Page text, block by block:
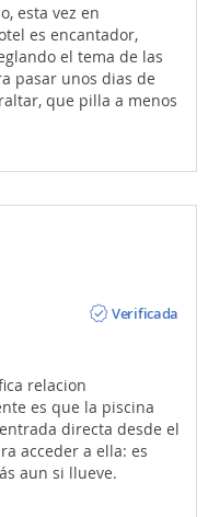
esta vez en
es encantador,
el tema de las
pasar unos dias de
que pilla a menos
Verificada
relacion
es que la piscina
directa desde el
acceder a ella: es
aun si llueve.